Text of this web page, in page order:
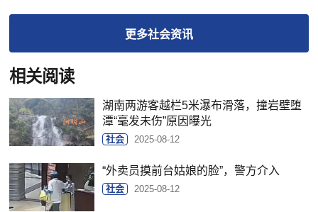
更多社会资讯
相关阅读
湖南两游客越栏5米瀑布滑落，撞岩壁堕
潭“毫发未伤”原因曝光
社会 2025-08-12
“外卖员摸前台姑娘的脸”，警方介入
社会 2025-08-12